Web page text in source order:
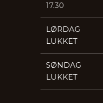
17.30
LUKKET
LUKKET